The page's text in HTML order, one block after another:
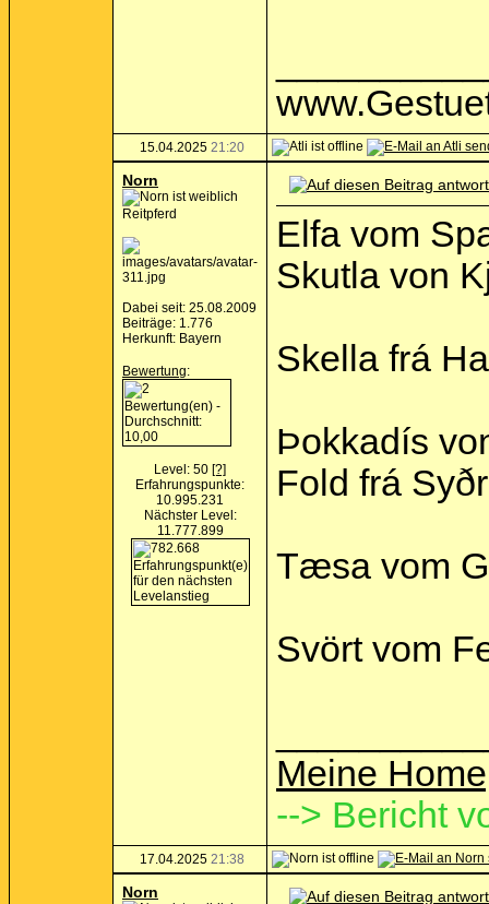
15.04.2025 21:20
Norn
Reitpferd
Dabei seit: 25.08.2009
Beiträge: 1.776
Herkunft: Bayern
Bewertung:
Level: 50 [?]
Erfahrungspunkte:
10.995.231
Nächster Level:
11.777.899
Elfa vom
Skutla von
Skella frá
Þokkadís
Fold frá
Tæsa vom
Svört vom
Meine
--> Bericht
17.04.2025 21:38
Norn